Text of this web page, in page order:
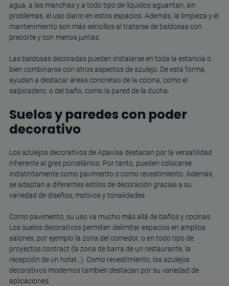
agua, a las manchas y a todo tipo de líquidos aguantan, sin
problemas, el uso diario en estos espacios. Además, la limpieza y el
mantenimiento son más sencillos al tratarse de baldosas con
precorte y con menos juntas.
Las baldosas decoradas pueden instalarse en toda la estancia o
bien combinarse con otros aspectos de azulejo. De esta forma,
ayudan a destacar áreas concretas de la cocina, como el
salpicadero, o del baño, como la pared de la ducha.
Suelos y paredes con poder
decorativo
Los azulejos decorativos de Apavisa destacan por la versatilidad
inherente al gres porcelánico. Por tanto, pueden colocarse
indistintamente como pavimento o como revestimiento. Además,
se adaptan a diferentes estilos de decoración gracias a su
variedad de diseños, motivos y tonalidades.
Como pavimento, su uso va mucho más allá de baños y cocinas.
Los suelos decorativos permiten delimitar espacios en amplios
salones, por ejemplo la zona del comedor, o en todo tipo de
proyectos contract (la zona de barra de un restaurante, la
recepción de un hotel…). Como revestimiento, los azulejos
decorativos modernos también destacan por su variedad de
aplicaciones.